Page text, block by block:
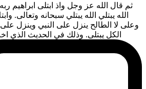
ثم قال الله عز وجل واذ ابتلى ابراهيم
الله يبتلي الله يبتلي سبحانه وتعالى.
وعلى لا الطالح ينزل على النبي وينزل
الكل يبتلى. وذلك في الحديث الذي